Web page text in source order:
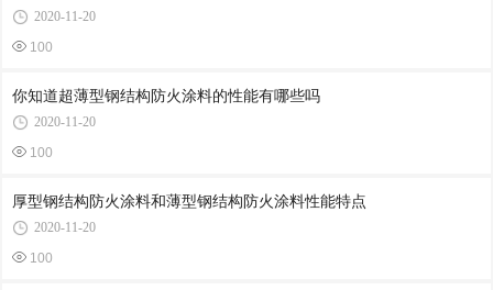
2020-11-20
100
你知道超薄型钢结构防火涂料的性能有哪些吗
2020-11-20
100
厚型钢结构防火涂料和薄型钢结构防火涂料性能特点
2020-11-20
100